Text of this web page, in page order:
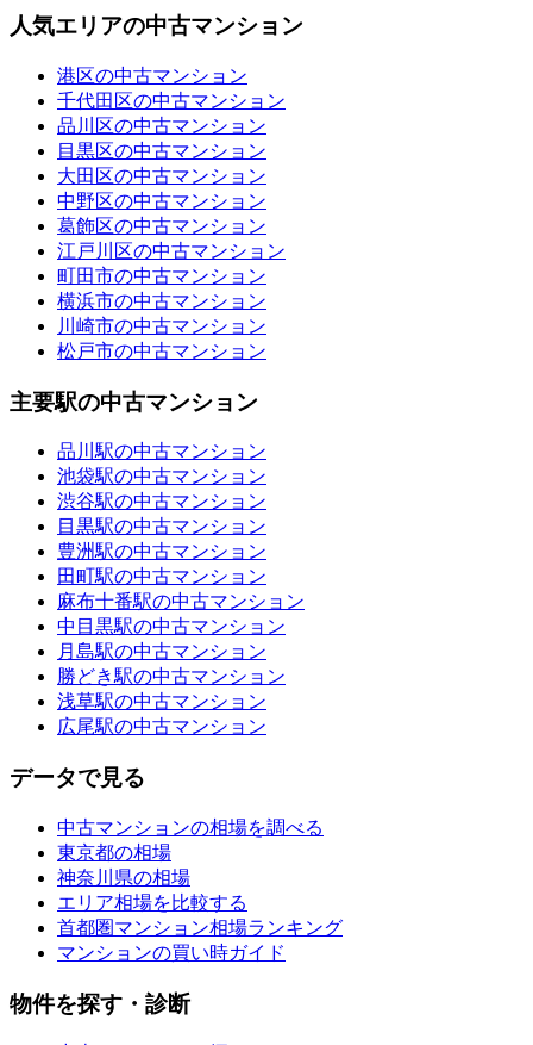
人気エリアの中古マンション
港区の中古マンション
千代田区の中古マンション
品川区の中古マンション
目黒区の中古マンション
大田区の中古マンション
中野区の中古マンション
葛飾区の中古マンション
江戸川区の中古マンション
町田市の中古マンション
横浜市の中古マンション
川崎市の中古マンション
松戸市の中古マンション
主要駅の中古マンション
品川駅の中古マンション
池袋駅の中古マンション
渋谷駅の中古マンション
目黒駅の中古マンション
豊洲駅の中古マンション
田町駅の中古マンション
麻布十番駅の中古マンション
中目黒駅の中古マンション
月島駅の中古マンション
勝どき駅の中古マンション
浅草駅の中古マンション
広尾駅の中古マンション
データで見る
中古マンションの相場を調べる
東京都の相場
神奈川県の相場
エリア相場を比較する
首都圏マンション相場ランキング
マンションの買い時ガイド
物件を探す・診断